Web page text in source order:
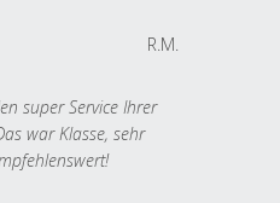
R.M.
super Service Ihrer
war Klasse, sehr